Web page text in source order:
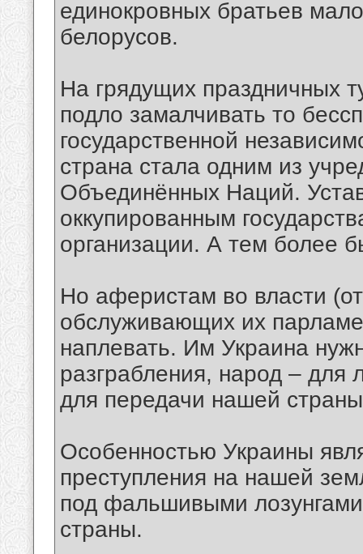
единокровных братьев
белорусов.
На грядущих праздничных
подло замалчивать то
государственной
страна стала одним из
Объединённых Наций.
оккупированным
организации. А тем более
Но аферистам во власти
обслуживающих их
наплевать. Им Украина
разграбления, народ – для
для передачи нашей
Особенностью Украины
преступления на нашей
под фальшивыми
страны.